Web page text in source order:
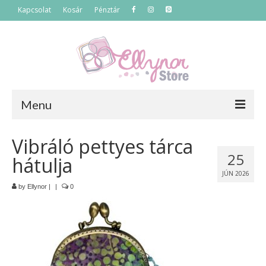
Kapcsolat Kosár Pénztár
Menu
Főoldal
Termékek
Szettek
Akciós termékek
Táskák
Neszeszerek
25
JÚN 2026
Vibráló pettyes tárca
hátulja
by Ellynor | | 0